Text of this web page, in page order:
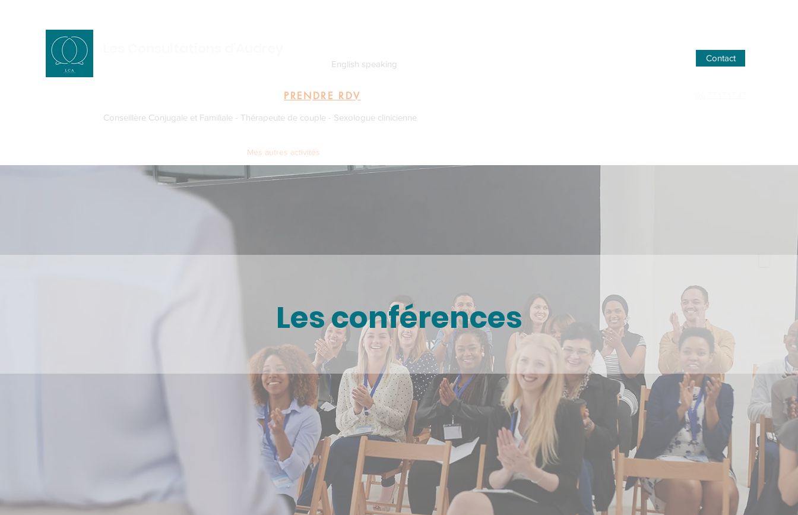
Conseillère Conjugale et Familiale - Thérapeute de couple - Sexologue clinicienne
Mes autres activités
English speaking
PRENDRE RDV
Contact
Les conférences